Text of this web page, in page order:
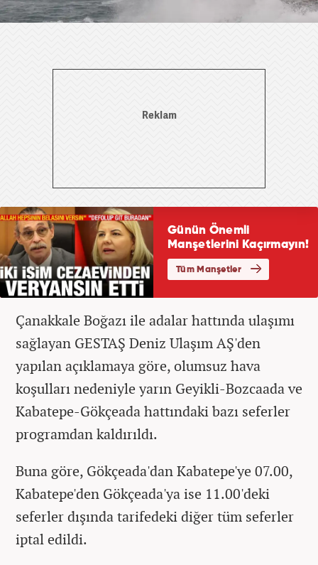
Çanakkale Boğazı ile adalar hattında ulaşımı
sağlayan GESTAŞ Deniz Ulaşım AŞ'den
yapılan açıklamaya göre, olumsuz hava
koşulları nedeniyle yarın Geyikli-Bozcaada ve
Kabatepe-Gökçeada hattındaki bazı seferler
programdan kaldırıldı.
Buna göre, Gökçeada'dan Kabatepe'ye 07.00,
Kabatepe'den Gökçeada'ya ise 11.00'deki
seferler dışında tarifedeki diğer tüm seferler
iptal edildi.